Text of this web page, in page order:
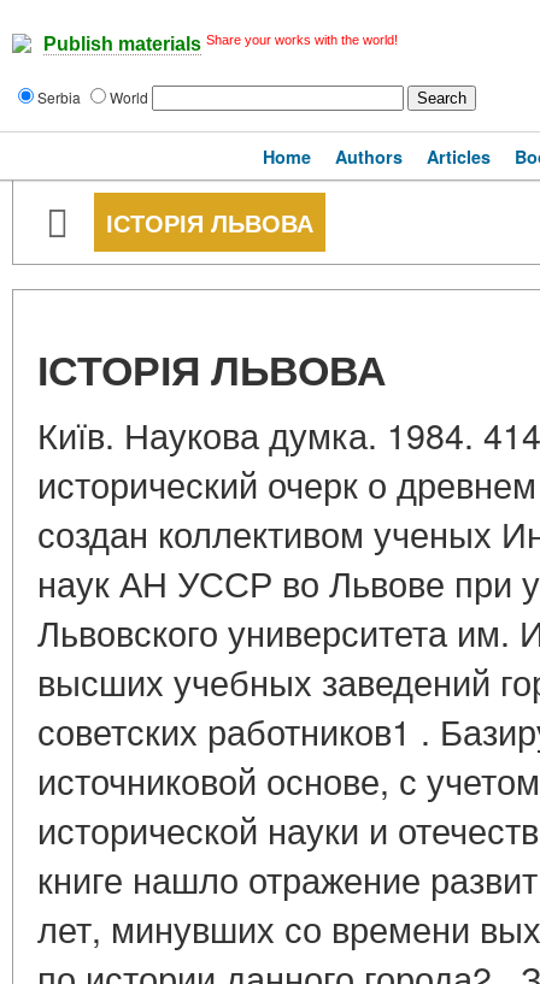
Publish materials Share your works with the world!
Serbia World
Home Authors Articles
ІСТОРІЯ ЛЬВОВА
ІСТОРІЯ ЛЬВОВА
Київ. Наукова думка. 1984.
исторический очерк о
создан коллективом ученых
наук АН УССР во Львове при
Львовского университета им.
высших учебных заведений
советских работников1 .
источниковой основе, с
исторической науки и
книге нашло отражение
лет, минувших со времени